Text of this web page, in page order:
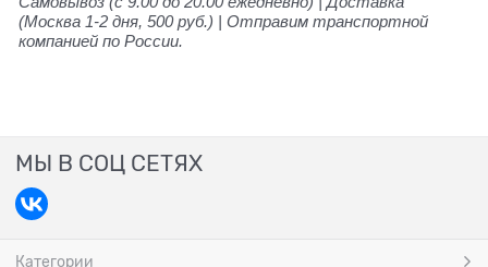
(Москва 1-2 дня, 500 руб.) | Отправим транспортной
компанией по России.
МЫ В СОЦ СЕТЯХ
Категории